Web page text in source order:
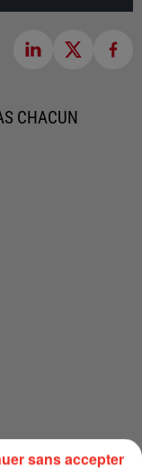
CHACUN
sans accepter